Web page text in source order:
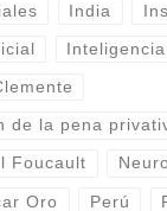
India
de la pena
Foucault
Oro Perú